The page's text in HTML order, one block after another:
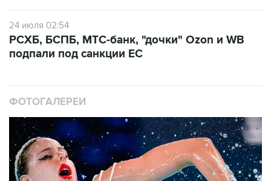
24 июля 02:54
РСХБ, БСПБ, МТС-банк, "дочки" Ozon и WB
подпали под санкции ЕС
ФОТОГАЛЕРЕИ